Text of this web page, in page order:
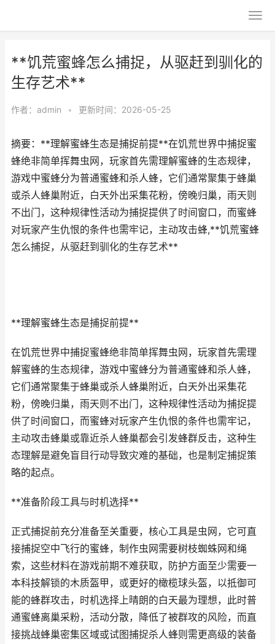
**饥荒蜜蜂怎么捕捉，从驱赶到驯化的
生存艺术**
作者： admin • 更新时间：2026-05-25
摘要：**理解蜜蜂生态是捕捉前提**在饥荒世界中捕捉蜜
蜂绝非简单挥舞虫网，玩家首先需理解蜜蜂的生态规律，
游戏中蜜蜂分为普通蜜蜂和杀人蜂，它们通常聚集于蜂巢
或杀人蜂巢附近，白天外出采集花粉，傍晚归巢，雨天则
不出门，这种规律性活动为捕捉提供了时间窗口，而蜜蜂
对玩家产生仇恨的条件也需牢记，主动攻击蜂,**饥荒蜜蜂
怎么捕捉，从驱赶到驯化的生存艺术**
**理解蜜蜂生态是捕捉前提**
在饥荒世界中捕捉蜜蜂绝非简单挥舞虫网，玩家首先需理
解蜜蜂的生态规律，游戏中蜜蜂分为普通蜜蜂和杀人蜂，
它们通常聚集于蜂巢或杀人蜂巢附近，白天外出采集花
粉，傍晚归巢，雨天则不出门，这种规律性活动为捕捉提
供了时间窗口，而蜜蜂对玩家产生仇恨的条件也需牢记，
主动攻击蜂巢或靠近杀人蜂巢都会引发蜂群反击，这种生
态理解是避免盲目行动导致灾难的基础，也是制定捕捉策
略的起点。
**准备阶段工具与时机选择**
正式捕捉前充分准备至关重要，核心工具是虫网，它可直
接捕捉空中飞行的蜜蜂，制作虫网需要树枝蜘蛛网和绳
索，这些材料在游戏前期不难获取，防护方面至少需要一
本科技解锁的木质盔甲，或更好的橄榄球头盔，以抵御可
能的蜂群攻击，时机选择上晴朗的白天最为理想，此时普
通蜜蜂离巢采粉，活动分散，降低了被群攻的风险，而直
接挑战蜂巢密集区域或试图捕捉杀人蜂则需更高级的装备